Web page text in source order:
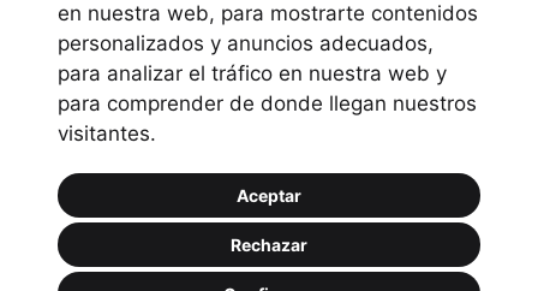
en nuestra web, para mostrarte contenidos
personalizados y anuncios adecuados,
para analizar el tráfico en nuestra web y
para comprender de donde llegan nuestros
visitantes.
Aceptar
Rechazar
Preguntas frecuentes
Política de Cookies
Política de privacidad
Política de uso